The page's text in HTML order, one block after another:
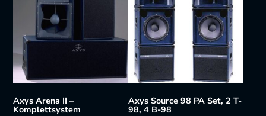
Axys Arena II –
Komplettsystem
Axys Source 98 PA Set, 2 T-
98, 4 B-98